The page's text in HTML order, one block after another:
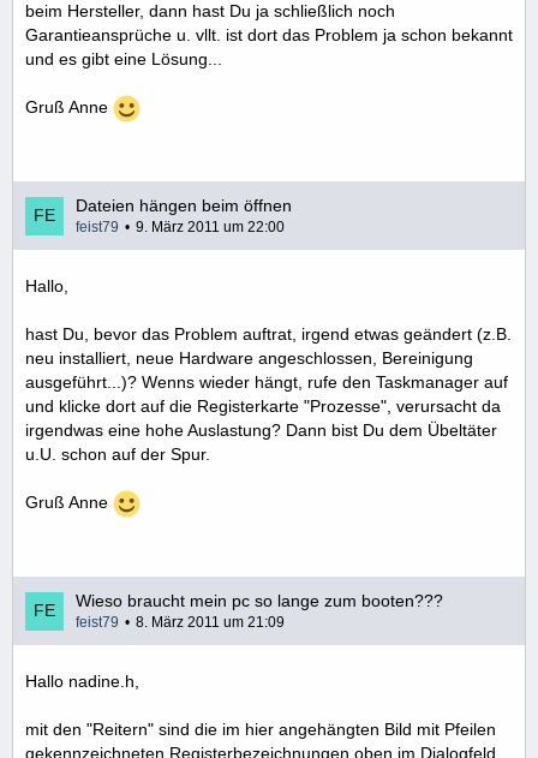
beim Hersteller, dann hast Du ja schließlich noch
Garantieansprüche u. vllt. ist dort das Problem ja schon bekannt
und es gibt eine Lösung...
Gruß Anne
Dateien hängen beim öffnen
feist79 9. März 2011 um 22:00
Hallo,
hast Du, bevor das Problem auftrat, irgend etwas geändert (z.B.
neu installiert, neue Hardware angeschlossen, Bereinigung
ausgeführt...)? Wenns wieder hängt, rufe den Taskmanager auf
und klicke dort auf die Registerkarte "Prozesse", verursacht da
irgendwas eine hohe Auslastung? Dann bist Du dem Übeltäter
u.U. schon auf der Spur.
Gruß Anne
Wieso braucht mein pc so lange zum booten???
feist79 8. März 2011 um 21:09
Hallo nadine.h,
mit den "Reitern" sind die im hier angehängten Bild mit Pfeilen
gekennzeichneten Registerbezeichnungen oben im Dialogfeld